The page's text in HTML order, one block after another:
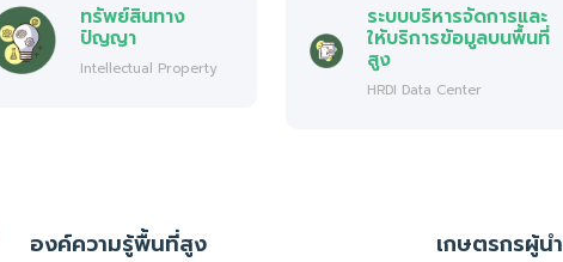
ทรัพย์สินทาง
ปัญญา
Intellectual Property
ระบบบริหารจัดการและ
ให้บริการข้อมูลบนพื้นที่
สูง
HRDI Data Center
องค์ความรู้พื้นที่สูง เกษตรกรผู้นำ